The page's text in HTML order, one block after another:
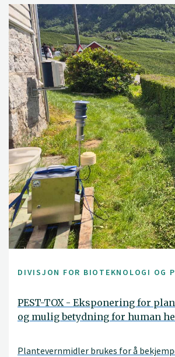
DIVISJON FOR BIOTEKNOLOGI OG
PEST-TOX - Eksponering for
og mulig betydning for human
Plantevernmidler brukes for å